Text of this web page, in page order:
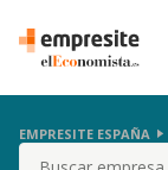
EMPRESITE ESPAÑA
Buscar